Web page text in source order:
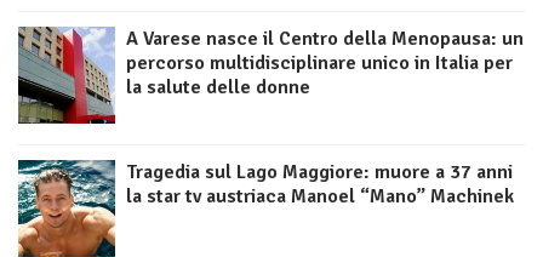
A Varese nasce il Centro della Menopausa: un
percorso multidisciplinare unico in Italia per
la salute delle donne
Tragedia sul Lago Maggiore: muore a 37 anni
la star tv austriaca Manoel “Mano” Machinek